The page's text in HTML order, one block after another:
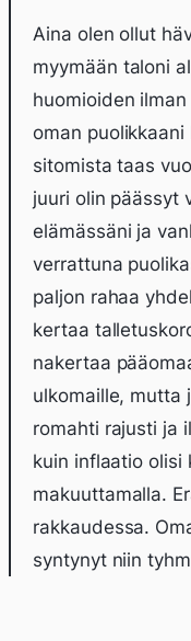
Aina olen ollut
myymään taloni
huomioiden
oman
sitomista taas
juuri olin päässyt
elämässäni ja
verrattuna
paljon rahaa
kertaa
nakertaa
ulkomaille, mutta
romahti rajusti ja
kuin inflaatio olisi
makuuttamalla.
rakkaudessa.
syntynyt niin